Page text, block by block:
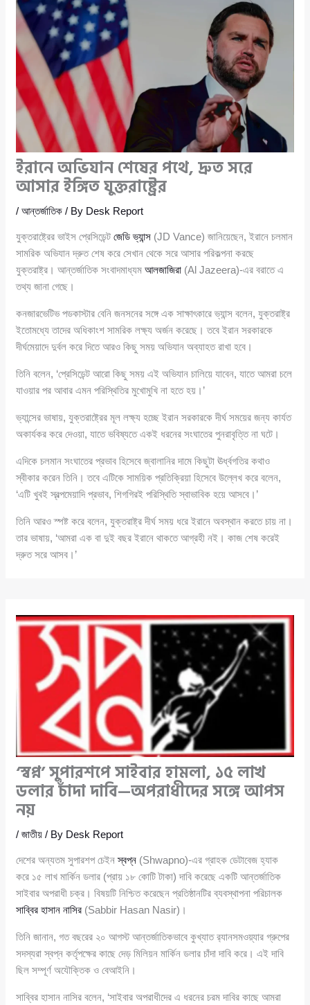
ইরানে অভিযান শেষের পথে, দ্রুত সরে
আসার ইঙ্গিত যুক্তরাষ্ট্রের
/আন্তর্জাতিক / By Desk Report
যুক্তরাষ্ট্রের ভাইস প্রেসিডেন্টজেডি ভ্যান্স (JD Vance) জানিয়েছেন, ইরানে চলমান
সামরিক অভিযান দ্রুত শেষ করে সেখান থেকে সরে আসার পরিকল্পনা করছে
যুক্তরাষ্ট্র। আন্তর্জাতিক সংবাদমাধ্যমআলজাজিরা (Al Jazeera)-এর বরাতে এ
তথ্য জানা গেছে।
কনজারভেটিভ পডকাস্টার বেনি জনসনের সঙ্গে এক সাক্ষাৎকারে ভ্যান্স বলেন, যুক্তরাষ্ট্র
ইতোমধ্যে তাদের অধিকাংশ সামরিক লক্ষ্য অর্জন করেছে। তবে ইরান সরকারকে
দীর্ঘমেয়াদে দুর্বল করে দিতে আরও কিছু সময় অভিযান অব্যাহত রাখা হবে।
তিনি বলেন, ‘প্রেসিডেন্ট আরো কিছু সময় এই অভিযান চালিয়ে যাবেন, যাতে আমরা চলে
যাওয়ার পর আবার এমন পরিস্থিতির মুখোমুখি না হতে হয়।’
ভ্যান্সের ভাষায়, যুক্তরাষ্ট্রের মূল লক্ষ্য হচ্ছে ইরান সরকারকে দীর্ঘ সময়ের জন্য কার্যত
অকার্যকর করে দেওয়া, যাতে ভবিষ্যতে একই ধরনের সংঘাতের পুনরাবৃত্তি না ঘটে।
এদিকে চলমান সংঘাতের প্রভাব হিসেবে জ্বালানির দামে কিছুটা ঊর্ধ্বগতির কথাও
স্বীকার করেন তিনি। তবে এটিকে সাময়িক প্রতিক্রিয়া হিসেবে উল্লেখ করে বলেন,
‘এটি খুবই স্বল্পমেয়াদি প্রভাব, শিগগিরই পরিস্থিতি স্বাভাবিক হয়ে আসবে।’
তিনি আরও স্পষ্ট করে বলেন, যুক্তরাষ্ট্র দীর্ঘ সময় ধরে ইরানে অবস্থান করতে চায় না।
তার ভাষায়, ‘আমরা এক বা দুই বছর ইরানে থাকতে আগ্রহী নই। কাজ শেষ করেই
দ্রুত সরে আসব।’
‘স্বপ্ন’ সুপারশপে সাইবার হামলা, ১৫ লাখ
ডলার চাঁদা দাবি—অপরাধীদের সঙ্গে আপস
নয়
/জাতীয় / By Desk Report
দেশের অন্যতম সুপারশপ চেইনস্বপ্ন (Shwapno)-এর গ্রাহক ডেটাবেজ হ্যাক
করে ১৫ লাখ মার্কিন ডলার (প্রায় ১৮ কোটি টাকা) দাবি করেছে একটি আন্তর্জাতিক
সাইবার অপরাধী চক্র। বিষয়টি নিশ্চিত করেছেন প্রতিষ্ঠানটির ব্যবস্থাপনা পরিচালক
সাব্বির হাসান নাসির (Sabbir Hasan Nasir)।
তিনি জানান, গত বছরের ২০ আগস্ট আন্তর্জাতিকভাবে কুখ্যাত র‍্যানসমওয়্যার গ্রুপের
সদস্যরা স্বপ্ন কর্তৃপক্ষের কাছে দেড় মিলিয়ন মার্কিন ডলার চাঁদা দাবি করে। এই দাবি
ছিল সম্পূর্ণ অযৌক্তিক ও বেআইনি।
সাব্বির হাসান নাসির বলেন, ‘সাইবার অপরাধীদের এ ধরনের চরম দাবির কাছে আমরা